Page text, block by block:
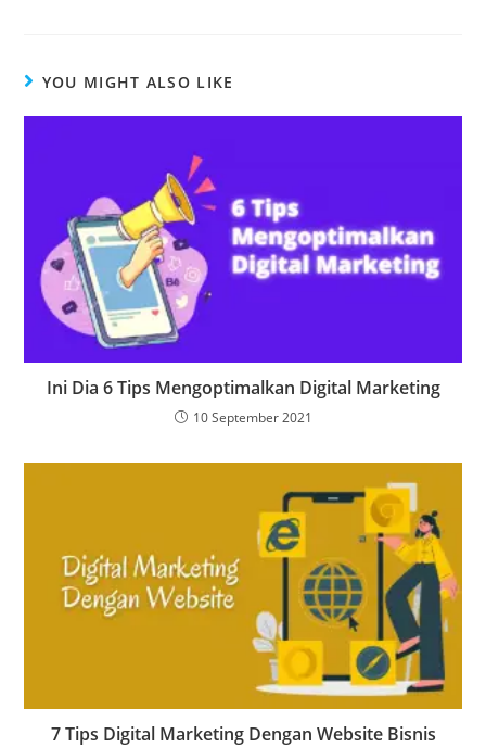
YOU MIGHT ALSO LIKE
Ini Dia 6 Tips Mengoptimalkan Digital Marketing
10 September 2021
7 Tips Digital Marketing Dengan Website Bisnis